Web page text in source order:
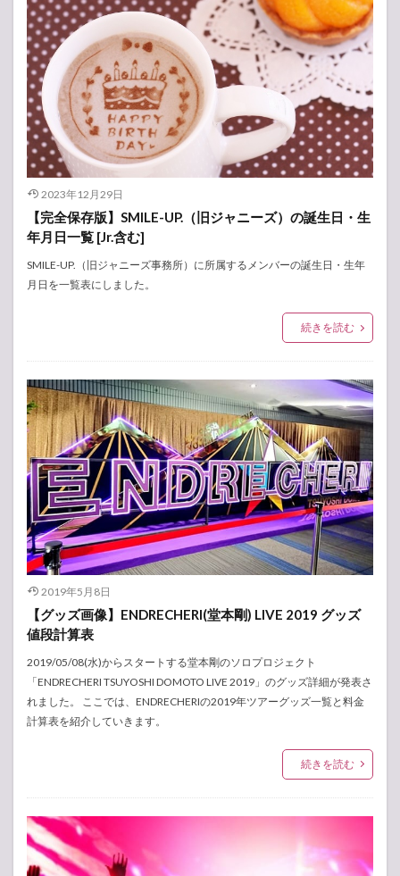
2023年12月29日
【完全保存版】SMILE-UP.（旧ジャニーズ）の誕生日・生
年月日一覧 [Jr.含む]
SMILE-UP.（旧ジャニーズ事務所）に所属するメンバーの誕生日・生年
月日を一覧表にしました。
続きを読む
2019年5月8日
【グッズ画像】ENDRECHERI(堂本剛) LIVE 2019 グッズ
値段計算表
2019/05/08(水)からスタートする堂本剛のソロプロジェクト
「ENDRECHERI TSUYOSHI DOMOTO LIVE 2019」のグッズ詳細が発表さ
れました。 ここでは、ENDRECHERIの2019年ツアーグッズ一覧と料金
計算表を紹介していきます。
続きを読む